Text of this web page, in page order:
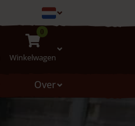
0
Winkelwagen
Over